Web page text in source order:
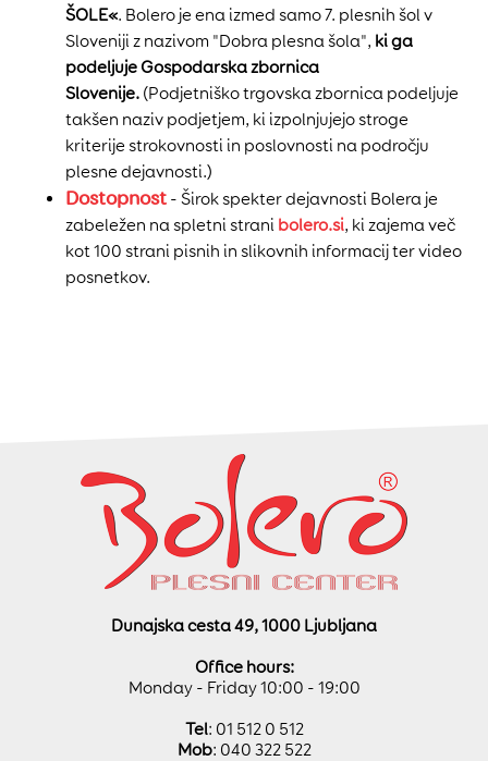
ŠOLE«. Bolero je ena izmed samo 7. plesnih šol v
Sloveniji z nazivom "Dobra plesna šola", ki ga
podeljuje Gospodarska zbornica
Slovenije. (Podjetniško trgovska zbornica podeljuje
takšen naziv podjetjem, ki izpolnjujejo stroge
kriterije strokovnosti in poslovnosti na področju
plesne dejavnosti.)
Dostopnost - Širok spekter dejavnosti Bolera je
zabeležen na spletni strani bolero.si, ki zajema več
kot 100 strani pisnih in slikovnih informacij ter video
posnetkov.
Dunajska cesta 49, 1000 Ljubljana
Office hours:
Monday - Friday 10:00 - 19:00
Tel: 01 512 0 512
Mob: 040 322 522